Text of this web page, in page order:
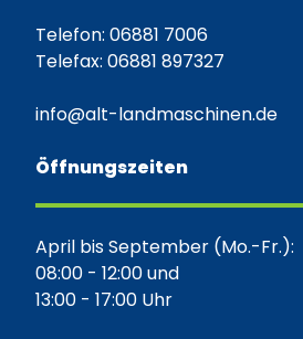
Telefon: 06881 7006
Telefax: 06881 897327
info@alt-landmaschinen.de
Öffnungszeiten
April bis September (Mo.-Fr.):
08:00 - 12:00 und
13:00 - 17:00 Uhr